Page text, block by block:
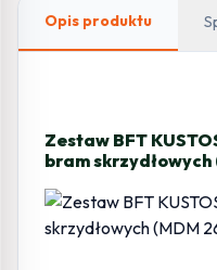
skrzydłowych
Opis produktu
Zestaw BFT
bram skrzydłowych